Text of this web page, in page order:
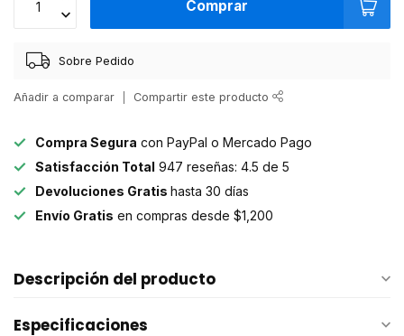
Comprar
Sobre Pedido
Añadir a comparar Compartir este producto
Compra Segura con PayPal o Mercado Pago
Satisfacción Total 947 reseñas: 4.5 de 5
Devoluciones Gratis hasta 30 días
Envío Gratis en compras desde $1,200
Descripción del producto
Especificaciones